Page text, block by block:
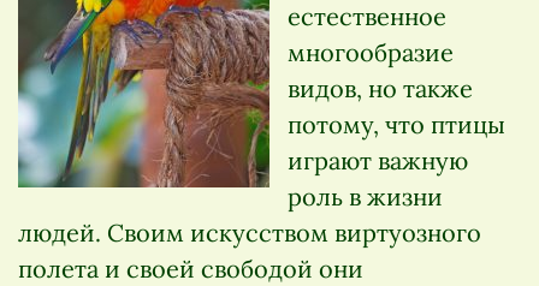
естественное
многообразие
видов, но также
потому, что птицы
играют важную
роль в жизни
людей. Своим искусством виртуозного
полета и своей свободой они